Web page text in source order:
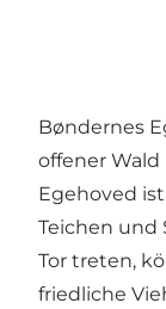
Bøndernes
offener
Egehoved
Teichen und
Tor treten,
friedliche